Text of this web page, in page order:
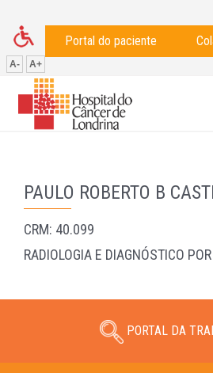
Portal do paciente
A- A+
PAULO ROBERTO B
CRM: 40.099
RADIOLOGIA E DIAGNÓSTICO
PORTAL DA